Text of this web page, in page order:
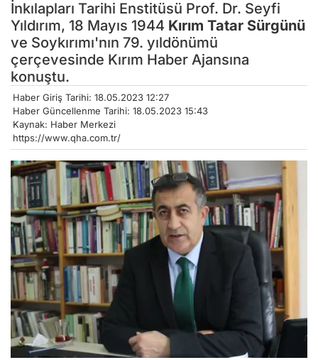
İnkılapları Tarihi Enstitüsü Prof. Dr. Seyfi
Yıldırım, 18 Mayıs 1944 Kırım Tatar Sürgünü
ve Soykırımı'nın 79. yıldönümü
çerçevesinde Kırım Haber Ajansına
konuştu.
Haber Giriş Tarihi: 18.05.2023 12:27
Haber Güncellenme Tarihi: 18.05.2023 15:43
Kaynak: Haber Merkezi
https://www.qha.com.tr/